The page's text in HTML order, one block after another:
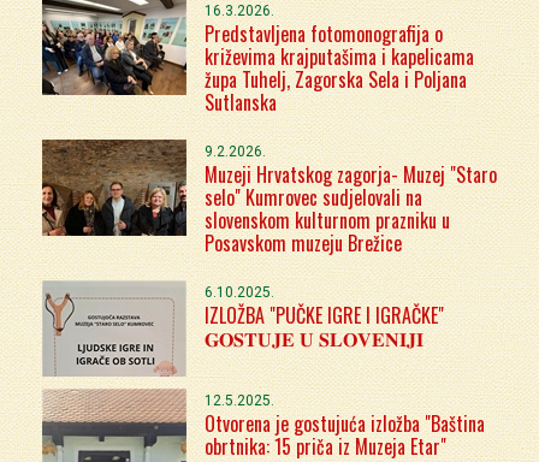
16.3.2026.
Predstavljena fotomonografija o
križevima krajputašima i kapelicama
župa Tuhelj, Zagorska Sela i Poljana
Sutlanska
9.2.2026.
Muzeji Hrvatskog zagorja- Muzej "Staro
selo" Kumrovec sudjelovali na
slovenskom kulturnom prazniku u
Posavskom muzeju Brežice
6.10.2025.
IZLOŽBA "PUČKE IGRE I IGRAČKE"
𝐆𝐎𝐒𝐓𝐔𝐉𝐄 𝐔 𝐒𝐋𝐎𝐕𝐄𝐍𝐈𝐉𝐈
12.5.2025.
Otvorena je gostujuća izložba "Baština
obrtnika: 15 priča iz Muzeja Etar"